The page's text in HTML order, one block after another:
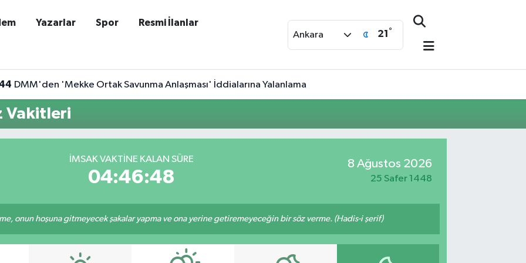
Yazarlar Spor Resmi İlanlar
Ankara 21 °
DMM'den 'Mekke Ortak Savunma Anlaşması' İddialarına Yalanlama
Vakitleri
İMSAK VAKTINE KALAN SÜRE
04:46:48
8 Ağustos 2026
25 Safer 1448
onun hoşuna gitmeyecek şakalar yapma ve ona yerine getiremeyeceğin bir söz verme. (Hadis-i şerif)